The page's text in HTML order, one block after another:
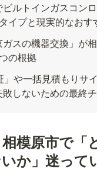
ルトインガスコン
イプと現実的なおす
スの機器交換」が
の根拠
」や一括見積もりサ
敗しないための最終
模原市で「
か」迷って